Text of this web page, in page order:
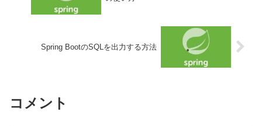
Spring BootのSQLを出力する方法
コメント